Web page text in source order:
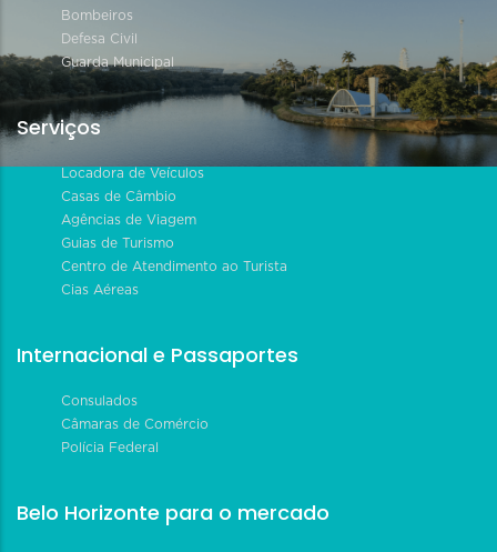
Bombeiros
Defesa Civil
Guarda Municipal
Serviços
Locadora de Veículos
Casas de Câmbio
Agências de Viagem
Guias de Turismo
Centro de Atendimento ao Turista
Cias Aéreas
Internacional e Passaportes
Consulados
Câmaras de Comércio
Polícia Federal
Belo Horizonte para o mercado